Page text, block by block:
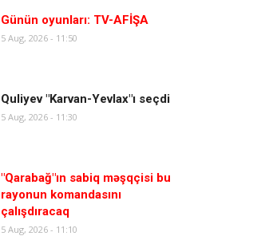
Günün oyunları: TV-AFİŞA
5 Aug, 2026 - 11:50
Quliyev "Karvan-Yevlax"ı seçdi
5 Aug, 2026 - 11:30
"Qarabağ"ın sabiq məşqçisi bu
rayonun komandasını
çalışdıracaq
5 Aug, 2026 - 11:10